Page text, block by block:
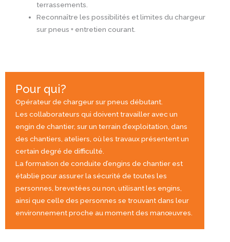
terrassements.
Reconnaître les possibilités et limites du chargeur
sur pneus + entretien courant.
Pour qui?
Opérateur de chargeur sur pneus débutant.
Les collaborateurs qui doivent travailler avec un
engin de chantier, sur un terrain d’exploitation, dans
des chantiers, ateliers, où les travaux présentent un
certain degré de difficulté.
La formation de conduite d’engins de chantier est
établie pour assurer la sécurité de toutes les
personnes, brevetées ou non, utilisant les engins,
ainsi que celle des personnes se trouvant dans leur
environnement proche au moment des manœuvres.